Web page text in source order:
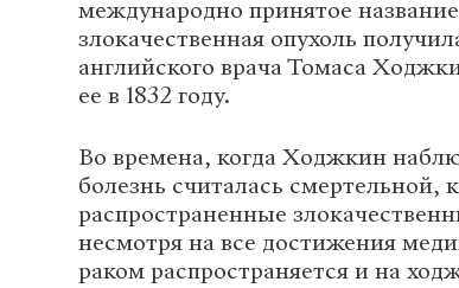
международно принятое
злокачественная опухоль
английского врача Томаса
ее в 1832 году.
Во времена, когда Ходжкин
болезнь считалась смертельной,
распространенные
несмотря на все достижения
раком распространяется и на